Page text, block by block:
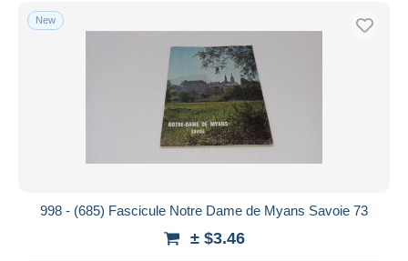
New
998 - (685) Fascicule Notre Dame de Myans Savoie 73
± $3.46